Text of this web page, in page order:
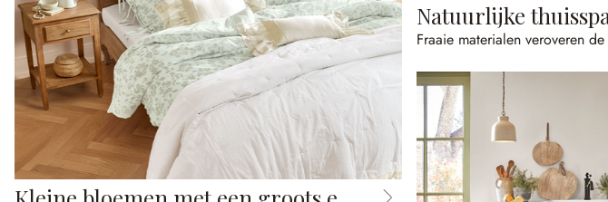
Natuurlijke
Fraaie materialen veroveren